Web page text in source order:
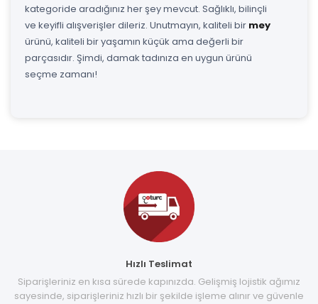
kategoride aradığınız her şey mevcut. Sağlıklı, bilinçli
ve keyifli alışverişler dileriz. Unutmayın, kaliteli bir mey
ürünü, kaliteli bir yaşamın küçük ama değerli bir
parçasıdır. Şimdi, damak tadınıza en uygun ürünü
seçme zamanı!
Hızlı Teslimat
Siparişleriniz en kısa sürede kapınızda. Gelişmiş lojistik ağımız
sayesinde, siparişleriniz hızlı bir şekilde işleme alınır ve güvenle